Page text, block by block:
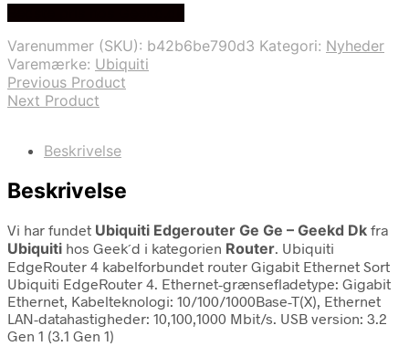
Varenummer (SKU): b42b6be790d3 Kategori: Nyheder
Varemærke: Ubiquiti
Previous Product
Next Product
Beskrivelse
Beskrivelse
Vi har fundet Ubiquiti Edgerouter Ge Ge – Geekd Dk fra
Ubiquiti hos Geek´d i kategorien Router. Ubiquiti
EdgeRouter 4 kabelforbundet router Gigabit Ethernet Sort
Ubiquiti EdgeRouter 4. Ethernet-grænsefladetype: Gigabit
Ethernet, Kabelteknologi: 10/100/1000Base-T(X), Ethernet
LAN-datahastigheder: 10,100,1000 Mbit/s. USB version: 3.2
Gen 1 (3.1 Gen 1)